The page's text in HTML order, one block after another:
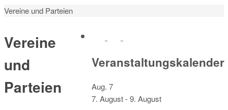
Start
Vereine und Parteien
Vereine
und
Parteien
Veranstaltungskalender
Aug. 7
7. August-9. August